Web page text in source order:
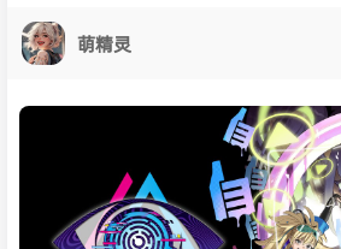
萌精灵